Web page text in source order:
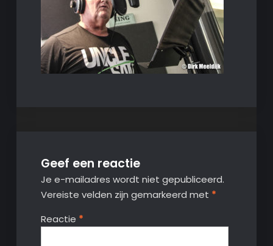
Geef een reactie
Je e-mailadres wordt niet gepubliceerd.
Vereiste velden zijn gemarkeerd met *
Reactie *